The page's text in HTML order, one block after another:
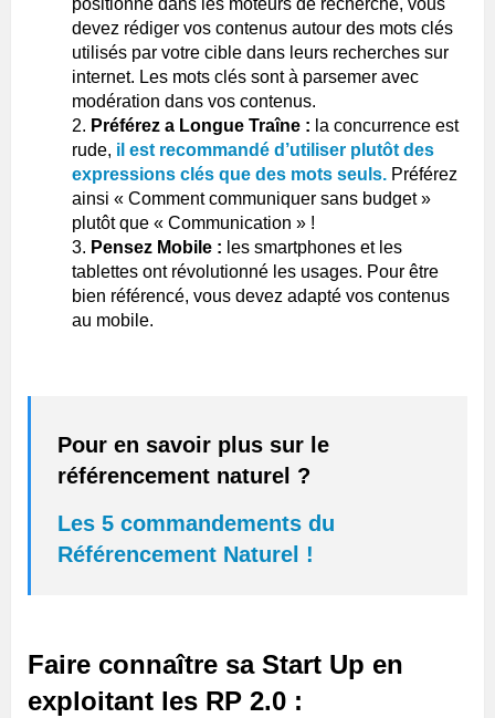
positionné dans les moteurs de recherche, vous
devez rédiger vos contenus autour des mots clés
utilisés par votre cible dans leurs recherches sur
internet. Les mots clés sont à parsemer avec
modération dans vos contenus.
Préférez a Longue Traîne : la concurrence est
rude, il est recommandé d’utiliser plutôt des
expressions clés que des mots seuls. Préférez
ainsi « Comment communiquer sans budget »
plutôt que « Communication » !
Pensez Mobile : les smartphones et les
tablettes ont révolutionné les usages. Pour être
bien référencé, vous devez adapté vos contenus
au mobile.
Pour en savoir plus sur le
référencement naturel ?
Les 5 commandements du
Référencement Naturel !
Faire connaître sa Start Up en
exploitant les RP 2.0 :